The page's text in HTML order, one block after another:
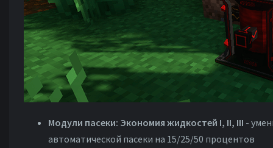
Модули пасеки: Экономия жидкостей I, II, III -
автоматической пасеки на 15/25/50 процентов